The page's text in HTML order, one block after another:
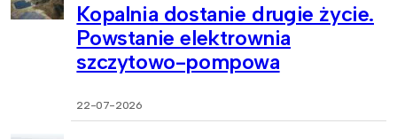
Kopalnia dostanie drugie życie.
Powstanie elektrownia
szczytowo-pompowa
22-07-2026